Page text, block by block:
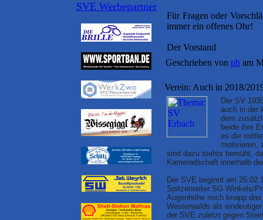
SVE Werbepartner
Für Fragen oder
immer ein offenes Ohr!
Der Vorstand
Geschrieben von ph am
Verein: Auch in 2018/
Der SV
auch in der
dem
beide ihre
es die
motivieren,
sind dazu stehts bemüht,
Kameradschaft innerhalb
Der SVE beginnt am
Spitzenreiter SG Winkels/
Augenhöhe noch knapp
Westerwalds als
der SVE zuletzt gegen